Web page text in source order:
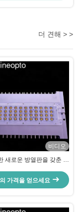
더 견해 > >
비디오
새로운 방열판을 갖춘 맞
듈
가격을 얻으세요